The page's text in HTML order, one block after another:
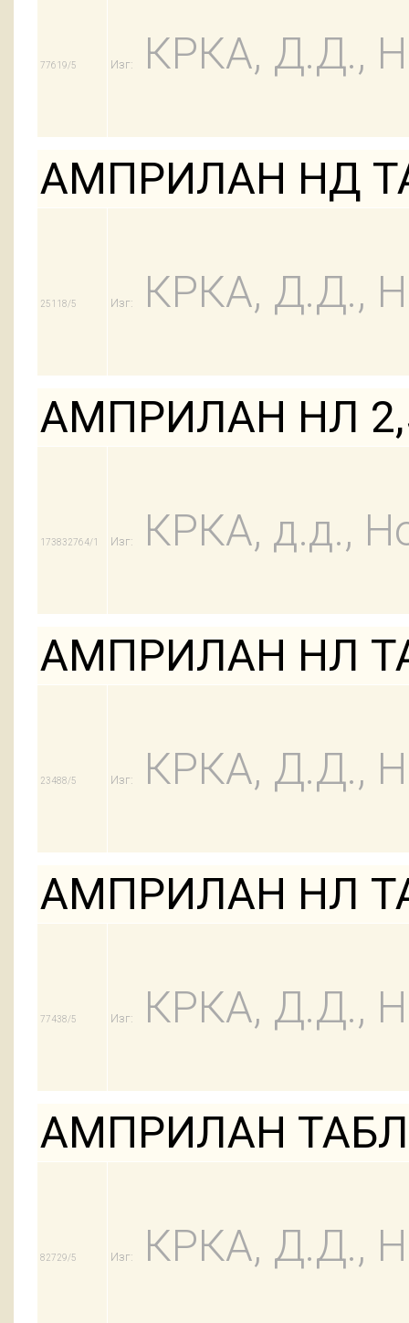
77619/5 Изг: КРКА, Д.Д.,
АМПРИЛАН НД
25118/5 Изг: КРКА, Д.Д.,
АМПРИЛАН НЛ
173832764/1 Изг: КРКА, д.д.,
АМПРИЛАН НЛ
23488/5 Изг: КРКА, Д.Д.,
АМПРИЛАН НЛ
77438/5 Изг: КРКА, Д.Д.,
АМПРИЛАН ТАБЛ
82729/5 Изг: КРКА, Д.Д.,